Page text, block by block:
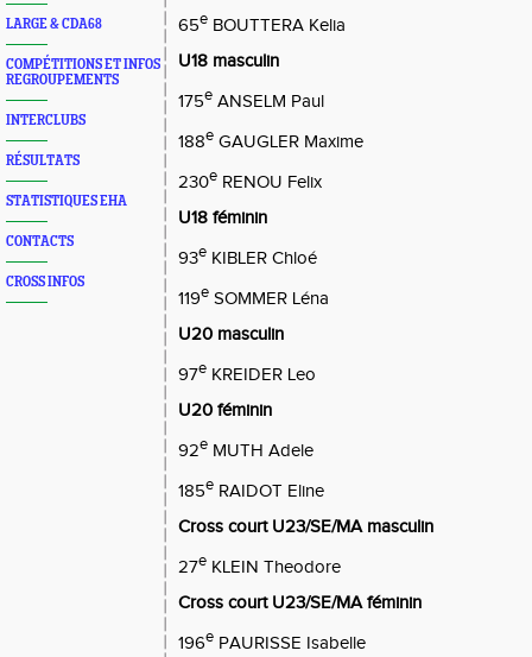
LARGE & CDA68
COMPÉTITIONS ET INFOS
REGROUPEMENTS
INTERCLUBS
RÉSULTATS
STATISTIQUES EHA
CONTACTS
CROSS INFOS
65e BOUTTERA Kelia
U18 masculin
175e ANSELM Paul
188e GAUGLER Maxime
230e RENOU Felix
U18 féminin
93e KIBLER Chloé
119e SOMMER Léna
U20 masculin
97e KREIDER Leo
U20 féminin
92e MUTH Adele
185e RAIDOT Eline
Cross court U23/SE/MA masculin
27e KLEIN Theodore
Cross court U23/SE/MA féminin
196e PAURISSE Isabelle